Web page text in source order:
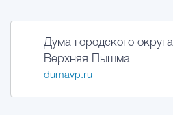
Дума городского округа
Верхняя Пышма
dumavp.ru